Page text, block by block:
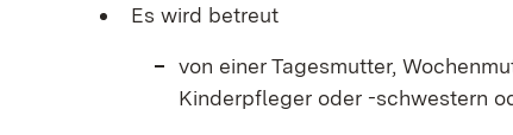
Es wird betreut
von einer Tagesmutter,
Kinderpfleger oder -schwestern